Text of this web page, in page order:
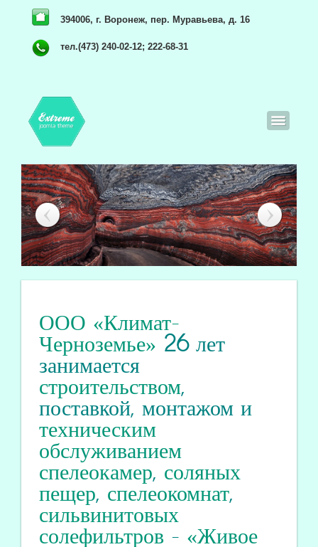
394006, г. Воронеж, пер. Муравьева, д. 16
тел.(473) 240-02-12; 222-68-31
ООО «Климат-
Черноземье» 26лет
занимается
строительством,
поставкой, монтажом и
техническим
обслуживанием
спелеокамер, соляных
пещер, спелеокомнат,
сильвинитовых
солефильтров - «Живое